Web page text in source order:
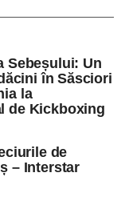
Sebeșului: Un
în Săsciori
la
de Kickboxing
de
– Interstar